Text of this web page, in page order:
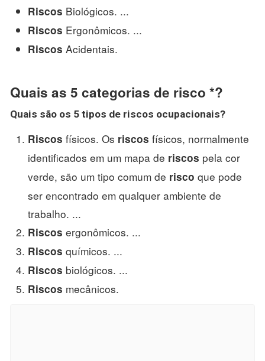
Riscos Biológicos. ...
Riscos Ergonômicos. ...
Riscos Acidentais.
Quais as 5 categorias de risco *?
Quais são os 5 tipos de riscos ocupacionais?
Riscos físicos. Os riscos físicos, normalmente
identificados em um mapa de riscos pela cor
verde, são um tipo comum de risco que pode
ser encontrado em qualquer ambiente de
trabalho. ...
Riscos ergonômicos. ...
Riscos químicos. ...
Riscos biológicos. ...
Riscos mecânicos.